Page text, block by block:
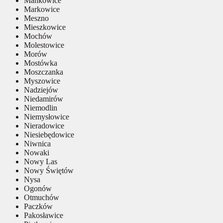
Markowice
Meszno
Mieszkowice
Mochów
Molestowice
Morów
Mostówka
Moszczanka
Myszowice
Nadziejów
Niedamirów
Niemodlin
Niemysłowice
Nieradowice
Niesiebędowice
Niwnica
Nowaki
Nowy Las
Nowy Świętów
Nysa
Ogonów
Otmuchów
Paczków
Pakosławice